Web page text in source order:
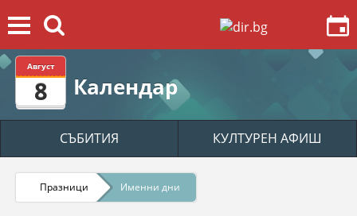
Август
8 Календар
СЪБИТИЯ КУЛТУРЕН АФИШ
Празници Именни дни